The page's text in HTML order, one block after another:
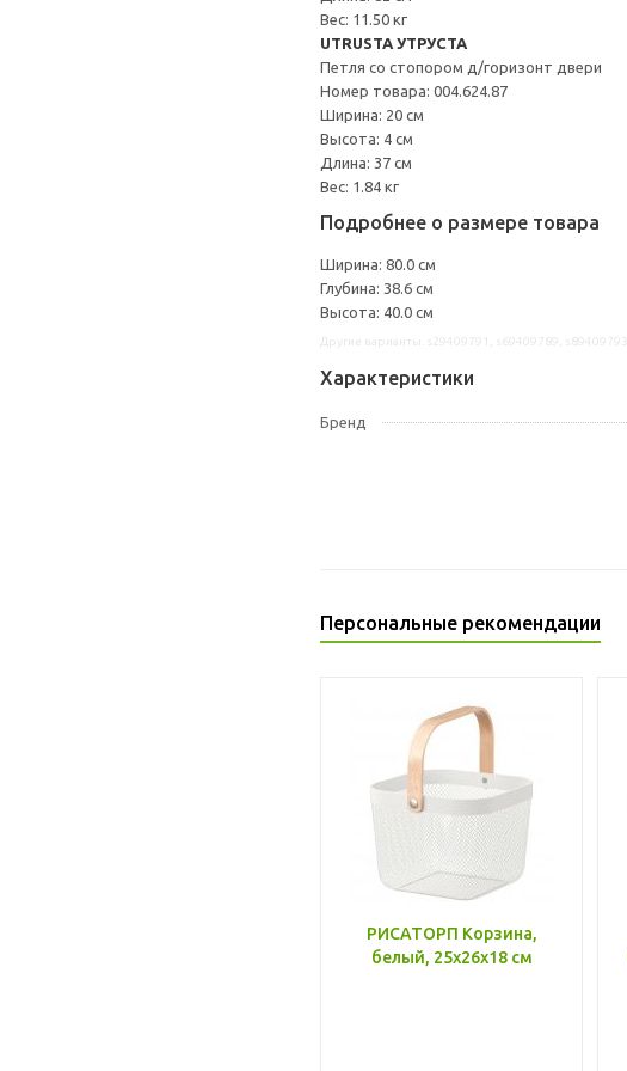
Вес: 11.50 кг
UTRUSTA УТРУСТА
Петля со стопором д/горизонт двери
Номер товара: 004.624.87
Ширина: 20 см
Высота: 4 см
Длина: 37 см
Вес: 1.84 кг
Подробнее о размере товара
Ширина: 80.0 см
Глубина: 38.6 см
Высота: 40.0 см
Характеристики
Бренд
Персональные рекомендации
РИСАТОРП Корзина,
белый, 25x26x18 см